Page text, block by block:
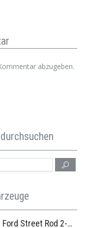
abzugeben.
durchsuchen
Ford Street Rod 2-Door V8 Aut. 1937